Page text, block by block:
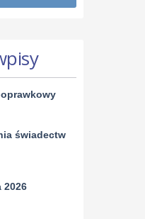
świadectw
2026